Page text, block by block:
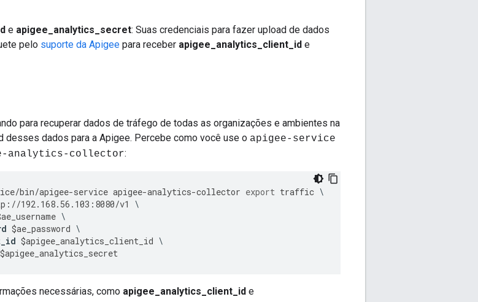
e apigee_analytics_secret: Suas credenciais para fazer upload de dados
pelo suporte da Apigee para receber apigee_analytics_client_id e
para recuperar dados de tráfego de todas as organizações e ambientes na
desses dados para a Apigee. Percebe como você use o apigee-service
analytics-collector:
/bin/apigee-service apigee-analytics-collector export traffic
: //192.168. 56.103 : 8080/v1
ae_username
$ae_password
$apigee_analytics_client_id
$apigee_analytics_secret
necessárias, como apigee_analytics_client_id e